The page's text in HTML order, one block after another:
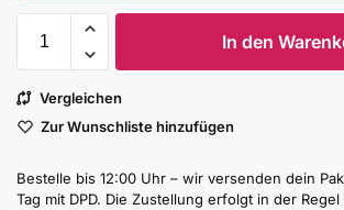
In den
Vergleichen
Zur Wunschliste hinzufügen
Bestelle bis 12:00 Uhr – wir versenden dein
Tag mit DPD. Die Zustellung erfolgt in der Regel